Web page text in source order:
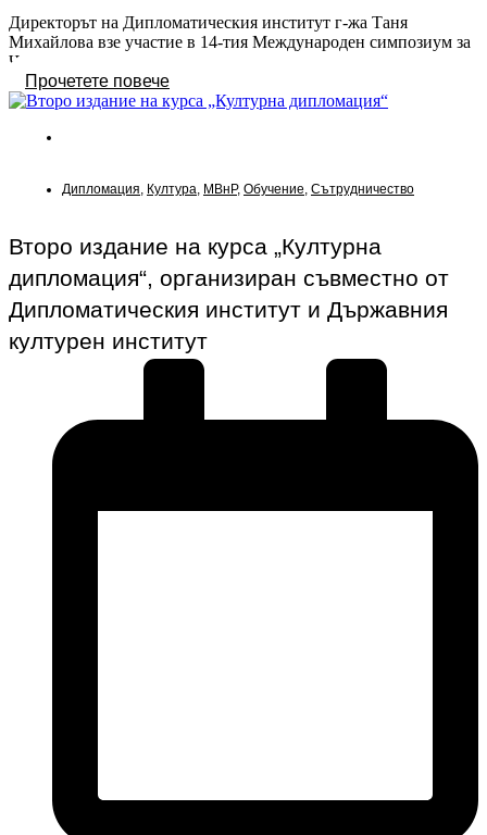
Директорът на Дипломатическия институт г-жа Таня
Михайлова взе участие в 14-тия Международен симпозиум за
Черно море,...
Прочетете повече
Дипломация Култура МВнР, Обучение Сътрудничество
Второ издание на курса „Културна
дипломация“, организиран съвместно от
Дипломатическия институт и Държавния
културен институт